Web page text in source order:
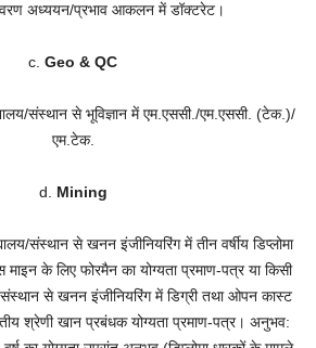
अध्ययन/प्रभाव आकलन में डॉक्टरेट।
c. Geo & QC
संस्थान से भूविज्ञान में एम.एससी./एम.एससी. (टेक.)/
एम.टेक.
d. Mining
संस्थान से खनन इंजीनियरिंग में तीन वर्षीय डिप्लोमा
के लिए फोरमैन का योग्यता प्रमाण-पत्र या किसी
संस्थान से खनन इंजीनियरिंग में डिग्री तथा ओपन कास्ट
श्रेणी खान प्रबंधक योग्यता प्रमाण-पत्र। अनुभव: